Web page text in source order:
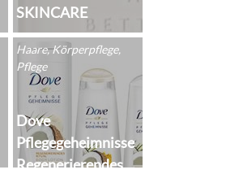
SKINCARE
Haare, Körperpflege,
Pflege
Dove
Pflegegeheimnisse
Regenerierendes